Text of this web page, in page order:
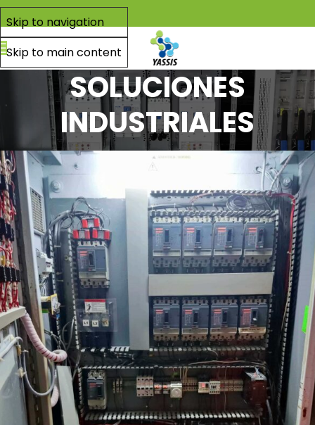
Skip to navigation
Skip to main content
SOLUCIONES
INDUSTRIALES